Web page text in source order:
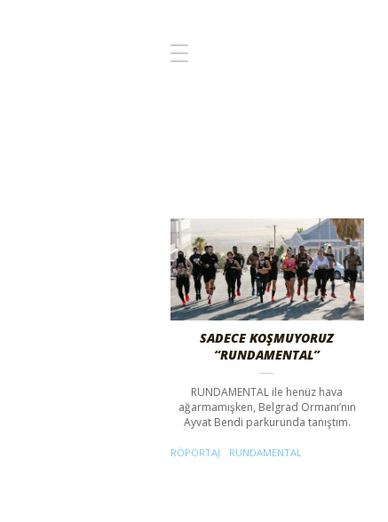
SADECE KOŞMUYORUZ
“RUNDAMENTAL”
RUNDAMENTAL ile henüz hava
ağarmamışken, Belgrad Ormanı’nın
Ayvat Bendi parkurunda tanıştım.
RÖPORTAJ RUNDAMENTAL